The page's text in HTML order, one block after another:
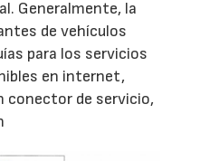
Generalmente, la
de vehículos
para los servicios
en internet,
conector de servicio,